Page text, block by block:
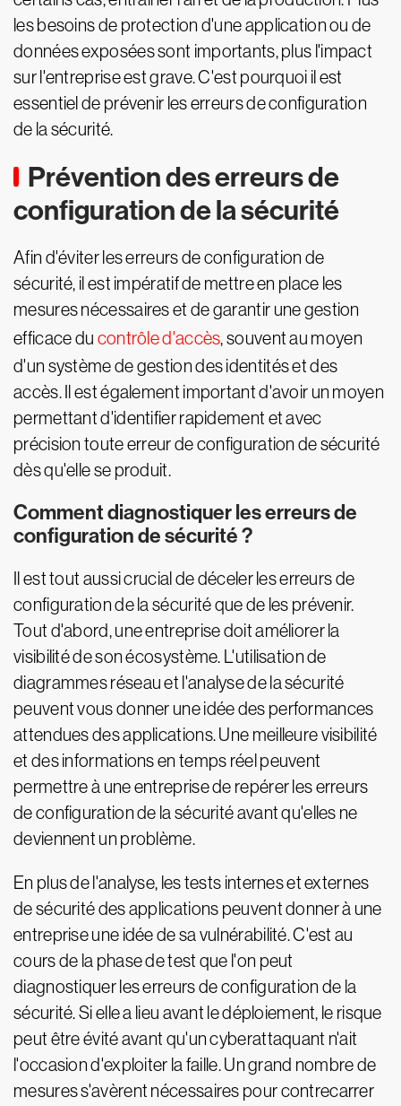
les besoins de protection d'une application ou de
données exposées sont importants, plus l'impact
sur l'entreprise est grave. C'est pourquoi il est
essentiel de prévenir les erreurs de configuration
de la sécurité.
Prévention des erreurs de
configuration de la sécurité
Afin d'éviter les erreurs de configuration de
sécurité, il est impératif de mettre en place les
mesures nécessaires et de garantir une gestion
efficace du contrôle d'accès, souvent au moyen
d'un système de gestion des identités et des
accès. Il est également important d'avoir un moyen
permettant d'identifier rapidement et avec
précision toute erreur de configuration de sécurité
dès qu'elle se produit.
Comment diagnostiquer les erreurs de
configuration de sécurité ?
Il est tout aussi crucial de déceler les erreurs de
configuration de la sécurité que de les prévenir.
Tout d'abord, une entreprise doit améliorer la
visibilité de son écosystème. L'utilisation de
diagrammes réseau et l'analyse de la sécurité
peuvent vous donner une idée des performances
attendues des applications. Une meilleure visibilité
et des informations en temps réel peuvent
permettre à une entreprise de repérer les erreurs
de configuration de la sécurité avant qu'elles ne
deviennent un problème.
En plus de l'analyse, les tests internes et externes
de sécurité des applications peuvent donner à une
entreprise une idée de sa vulnérabilité. C'est au
cours de la phase de test que l'on peut
diagnostiquer les erreurs de configuration de la
sécurité. Si elle a lieu avant le déploiement, le risque
peut être évité avant qu'un cyberattaquant n'ait
l'occasion d'exploiter la faille. Un grand nombre de
mesures s'avèrent nécessaires pour contrecarrer